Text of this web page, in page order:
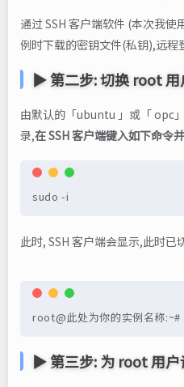
通过 SSH 客户端软件 (本次我使
例时下载的密钥文件(私钥),远程
▶ 第二步: 切换 root 用
由默认的「ubuntu 」或「 opc
录,在 SSH 客户端键入如下命令
sudo -i
此时, SSH 客户端会显示,此时
root@此处为你的实例名称:~#
▶ 第三步: 为 root 用户